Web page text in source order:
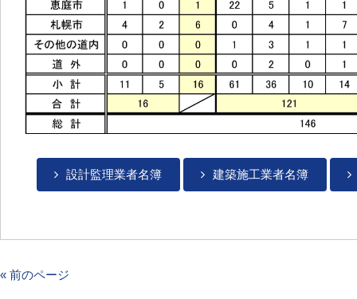
設計監理業者名簿 建築施工業者名簿
« 前のページ